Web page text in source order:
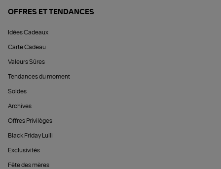
OFFRES ET TENDANCES
Idées Cadeaux
Carte Cadeau
Valeurs Sûres
Tendances du moment
Soldes
Archives
Offres Privilèges
Black Friday Lulli
Exclusivités
Fête des mères